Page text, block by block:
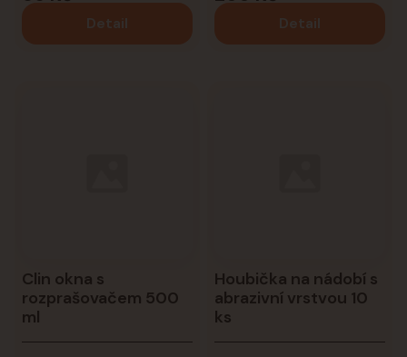
Detail Detail
Clin okna s
rozprašovačem 500
ml
Houbička na nádobí s
abrazivní vrstvou 10
ks